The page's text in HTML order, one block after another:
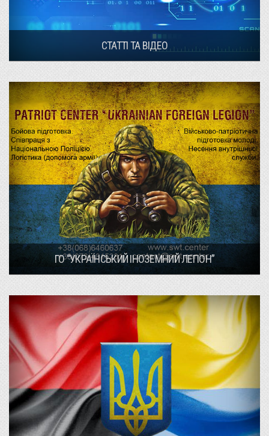
СТАТТІ ТА ВІДЕО
ГО “УКРАЇНСЬКИЙ ІНОЗЕМНИЙ ЛЕГІОН”